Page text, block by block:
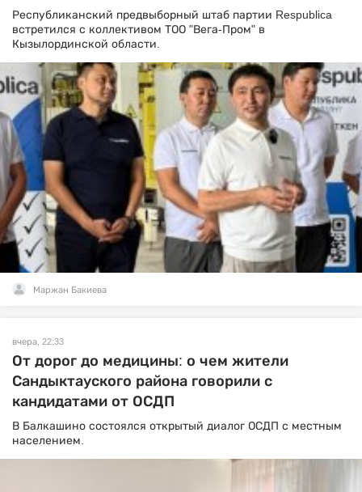
Республиканский предвыборный штаб партии Respublica
встретился с коллективом ТОО "Вега-Пром" в
Кызылординской области.
Маржан Бакиева
вчера, 22:33
От дорог до медицины: о чем жители
Сандыктауского района говорили с
кандидатами от ОСДП
В Балкашино состоялся открытый диалог ОСДП с местным
населением.